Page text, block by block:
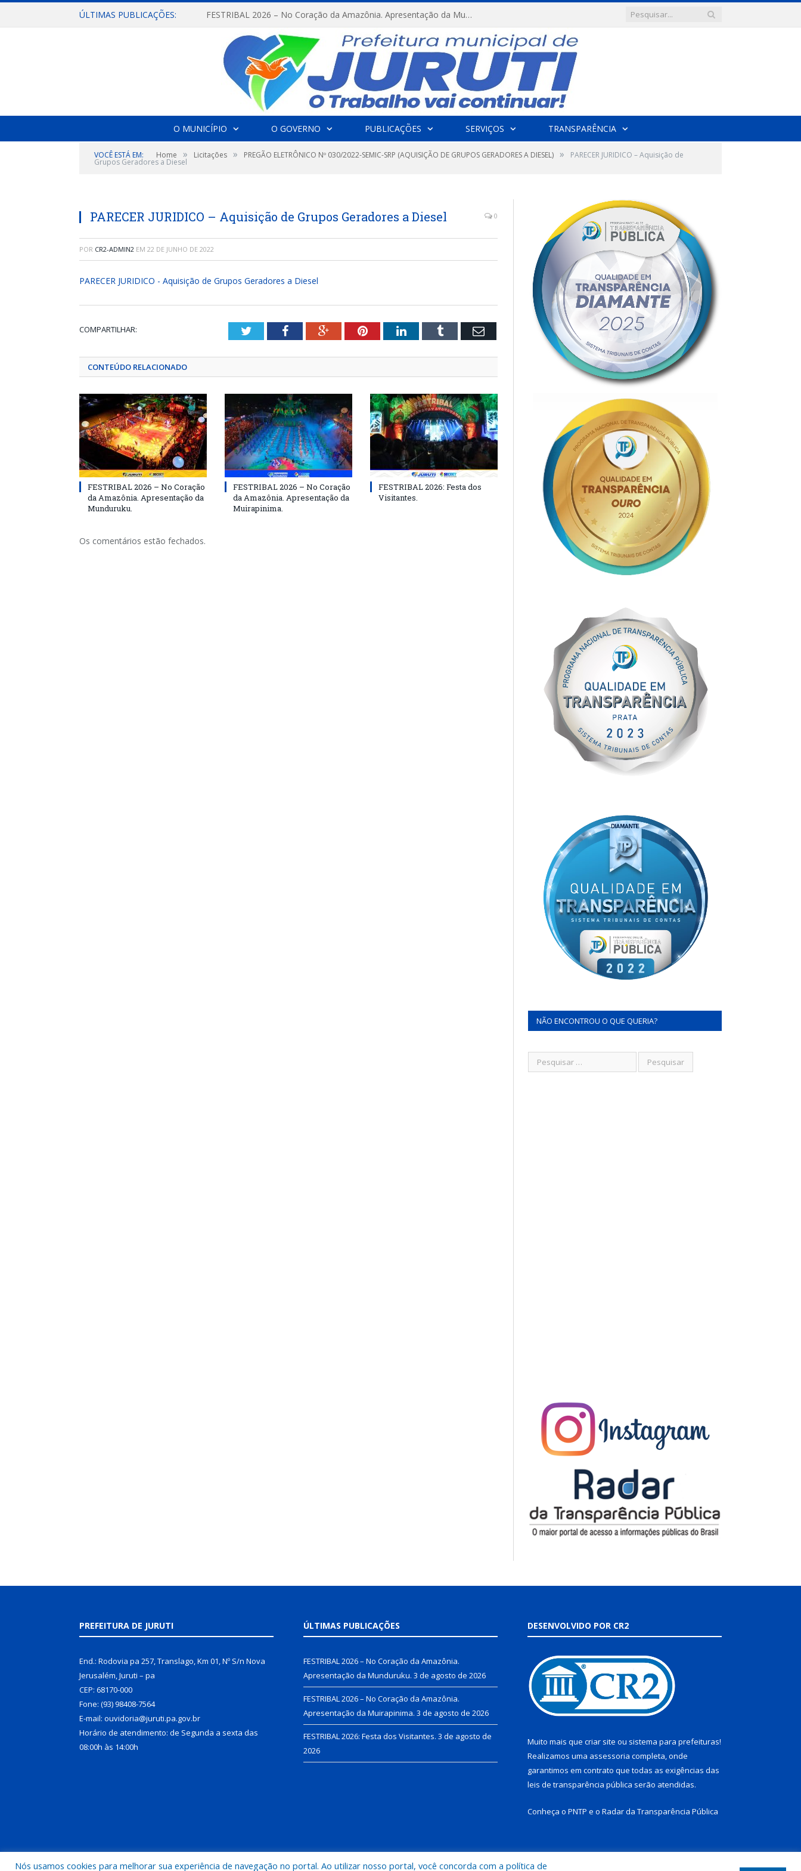
ÚLTIMAS PUBLICAÇÕES: FESTRIBAL 2026 – No Coração da Amazônia. Apresentação da Munduruku.
O MUNICÍPIO O GOVERNO PUBLICAÇÕES SERVIÇOS TRANSPARÊNCIA
VOCÊ ESTÁ EM: Home » Licitações » PREGÃO ELETRÔNICO Nº 030/2022-SEMIC-SRP (AQUISIÇÃO DE GRUPOS GERADORES A DIESEL) » PARECER JURIDICO – Aquisição de
Grupos Geradores a Diesel
PARECER JURIDICO – Aquisição de Grupos Geradores a Diesel 0
POR CR2-ADMIN2 EM 22 DE JUNHO DE 2022
PARECER JURIDICO - Aquisição de Grupos Geradores a Diesel
COMPARTILHAR: TwitterFacebookGoogle+PinterestLinkedInTumblr Email
CONTEÚDO RELACIONADO
FESTRIBAL 2026 – No Coração
da Amazônia. Apresentação da
Munduruku.
FESTRIBAL 2026 – No Coração
da Amazônia. Apresentação da
Muirapinima.
FESTRIBAL 2026: Festa dos
Visitantes.
Os comentários estão fechados.
NÃO ENCONTROU O QUE QUERIA?
PREFEITURA DE JURUTI
End.: Rodovia pa 257, Translago, Km 01, Nº S/n Nova
Jerusalém, Juruti – pa
CEP: 68170-000
Fone: (93) 98408-7564
E-mail: ouvidoria@juruti.pa.gov.br
Horário de atendimento: de Segunda a sexta das
08:00h às 14:00h
ÚLTIMAS PUBLICAÇÕES
FESTRIBAL 2026 – No Coração da Amazônia.
Apresentação da Munduruku. 3 de agosto de 2026
FESTRIBAL 2026 – No Coração da Amazônia.
Apresentação da Muirapinima. 3 de agosto de 2026
FESTRIBAL 2026: Festa dos Visitantes. 3 de agosto de
2026
DESENVOLVIDO POR CR2
Muito mais que criar site ou sistema para prefeituras!
Realizamos uma assessoria completa, onde
garantimos em contrato que todas as exigências das
leis de transparência pública serão atendidas.
Conheça o PNTP e o Radar da Transparência Pública
Nós usamos cookies para melhorar sua experiência de navegação no portal. Ao utilizar nosso portal, você concorda com a política de